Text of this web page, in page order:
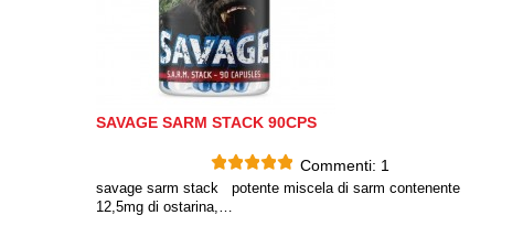
SAVAGE SARM STACK 90CPS
Commenti: 1
savage sarm stack potente miscela di sarm contenente
12,5mg di ostarina,…